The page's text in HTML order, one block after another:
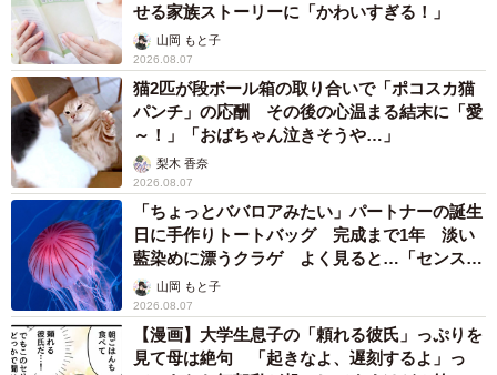
せる家族ストーリーに「かわいすぎる！」
山岡 もと子
2026.08.07
猫2匹が段ボール箱の取り合いで「ポコスカ猫
パンチ」の応酬 その後の心温まる結末に「愛
～！」「おばちゃん泣きそうや…」
梨木 香奈
2026.08.07
「ちょっとババロアみたい」パートナーの誕生
日に手作りトートバッグ 完成まで1年 淡い
藍染めに漂うクラゲ よく見ると…「センスす
ごい」山岡 もと子
2026.08.07
【漫画】大学生息子の「頼れる彼氏」っぷりを
見て母は絶句 「起きなよ、遅刻するよ」っ